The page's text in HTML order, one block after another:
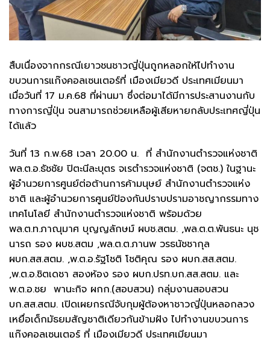
สืบเนื่องจากกรณีเยาวชนชาวญี่ปุ่นถูกหลอกให้ไปทำงาน
ขบวนการแก๊งคอลเซนเตอร์ที่ เมืองเมียวดี ประเทศเมียนมา
เมื่อวันที่ 17 ม.ค.68 ที่ผ่านมา ซึ่งต่อมาได้มีการประสานงานกับ
ทางการญี่ปุ่น จนสามารถช่วยเหลือผู้เสียหายกลับประเทศญี่ปุ่น
ได้แล้ว
วันที่ 13 ก.พ.68 เวลา 20.00 น. ที่ สำนักงานตำรวจแห่งชาติ
พล.ต.อ.ธัชชัย ปิตะนีละบุตร จเรตำรวจแห่งชาติ (จตช.) ในฐานะ
ผู้อำนวยการศูนย์ต่อต้านการค้ามนุษย์ สำนักงานตำรวจแห่ง
ชาติ และผู้อำนวยการศูนย์ป้องกันปราบปรามอาชญากรรมทาง
เทคโนโลยี สำนักงานตำรวจแห่งชาติ พร้อมด้วย
พล.ต.ท.ภาณุมาศ บุญญลักษม์ ผบช.สตม. ,พล.ต.ต.พันธนะ นุช
นารถ รอง ผบช.สตม ,พล.ต.ต.ภานพ วรธนัชชากุล
ผบก.สส.สตม. ,พ.ต.อ.รัฐโชติ โชติคุณ รอง ผบก.สส.สตม.
,พ.ต.อ.ชิตเดชา สองห้อง รอง ผบก.ปรท.บก.สส.สตม. และ
พ.ต.อ.ชย พานะกิจ ผกก.(สอบสวน) กลุ่มงานสอบสวน
บก.สส.สตม. เปิดเผยกรณีจับกุมผู้ต้องหาชาวญี่ปุ่นหลอกลวง
เหยื่อเด็กมัธยมสัญชาติเดียวกันข้ามฝัง ไปทำงานขบวนการ
แก๊งคอลเซนเตอร์ ที่ เมืองเมียวดี ประเทศเมียนมา